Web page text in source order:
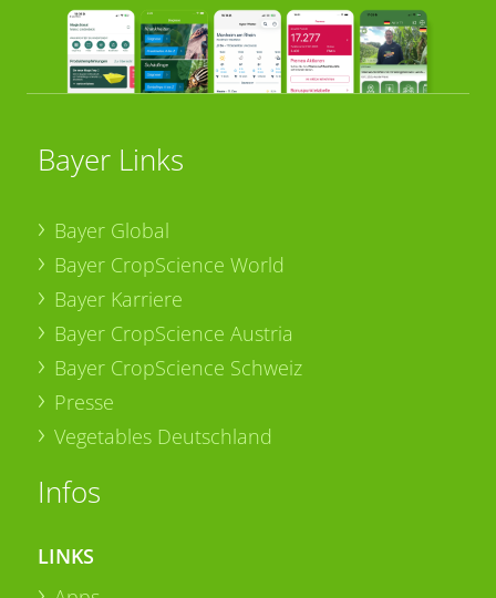
Bayer Links
Bayer Global
Bayer CropScience World
Bayer Karriere
Bayer CropScience Austria
Bayer CropScience Schweiz
Presse
Vegetables Deutschland
Infos
LINKS